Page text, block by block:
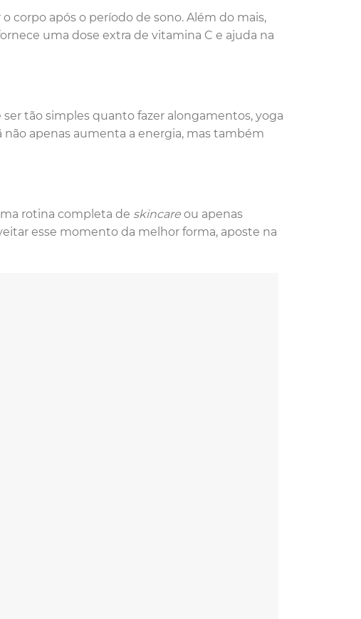
corpo após o período de sono. Além do mais,
uma dose extra de vitamina C e ajuda na
tão simples quanto fazer alongamentos, yoga
apenas aumenta a energia, mas também
rotina completa de skincareou apenas
esse momento da melhor forma, aposte na